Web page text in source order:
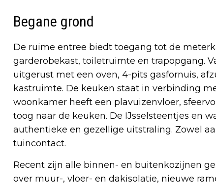
Begane grond
De ruime entree biedt toegang tot de
garderobekast, toiletruimte en trapopgang.
uitgerust met een oven, 4-pits gasfornuis,
kastruimte. De keuken staat in verbinding
woonkamer heeft een plavuizenvloer,
toog naar de keuken. De IJsselsteentjes en
authentieke en gezellige uitstraling. Zowel
tuincontact.
Recent zijn alle binnen- en buitenkozijnen
over muur-, vloer- en dakisolatie, nieuwe